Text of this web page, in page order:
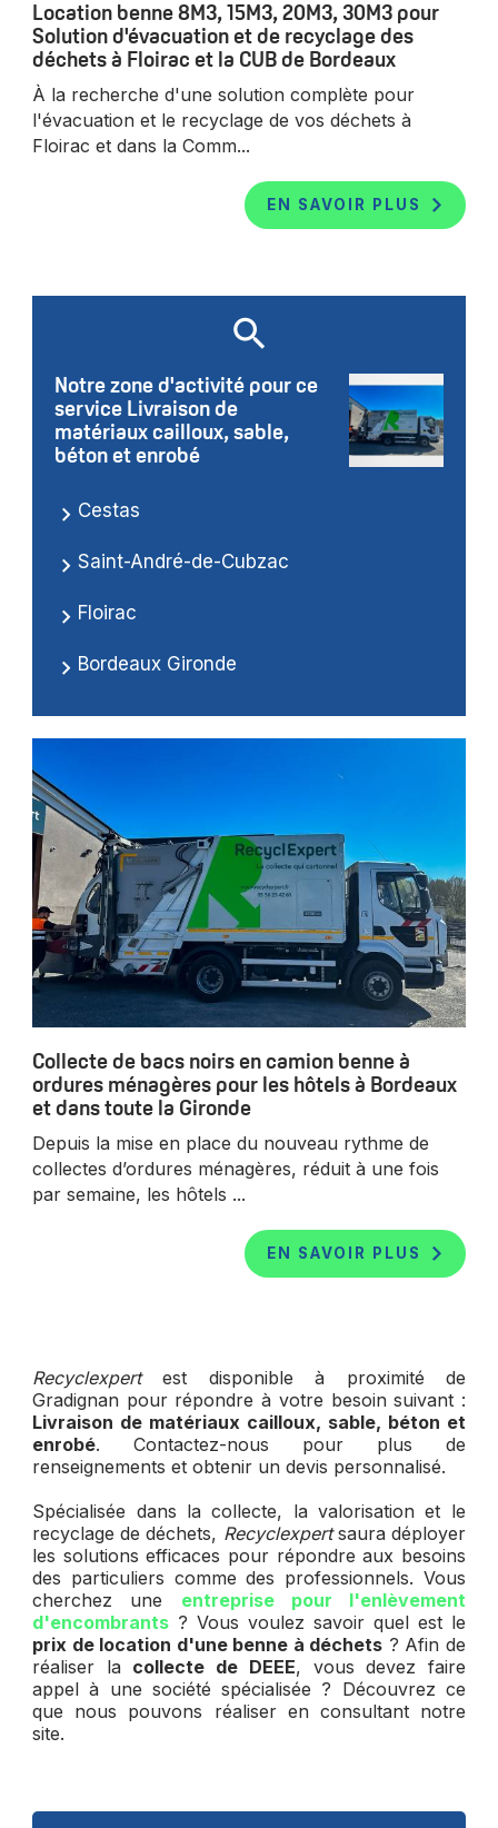
Location benne 8M3, 15M3, 20M3, 30M3 pour
Solution d'évacuation et de recyclage des
déchets à Floirac et la CUB de Bordeaux
À la recherche d'une solution complète pour
l'évacuation et le recyclage de vos déchets à
Floirac et dans la Comm...
EN SAVOIR PLUS
Notre zone d'activité pour ce
service Livraison de
matériaux cailloux, sable,
béton et enrobé
Cestas
Saint-André-de-Cubzac
Floirac
Bordeaux Gironde
Collecte de bacs noirs en camion benne à
ordures ménagères pour les hôtels à Bordeaux
et dans toute la Gironde
Depuis la mise en place du nouveau rythme de
collectes d’ordures ménagères, réduit à une fois
par semaine, les hôtels ...
EN SAVOIR PLUS
Recyclexpertest disponible à proximité de
Gradignan pour répondre à votre besoin suivant :
Livraison de matériaux cailloux, sable, béton et
enrobé. Contactez-nous pour plus de
renseignements et obtenir un devis personnalisé.
Spécialisée dans la collecte, la valorisation et le
recyclage de déchets, Recyclexpertsaura déployer
les solutions efficaces pour répondre aux besoins
des particuliers comme des professionnels. Vous
cherchez une entreprise pour l'enlèvement
d'encombrants ? Vous voulez savoir quel est le
prix de location d'une benne à déchets ? Afin de
réaliser la collecte de DEEE, vous devez faire
appel à une société spécialisée ? Découvrez ce
que nous pouvons réaliser en consultant notre
site.